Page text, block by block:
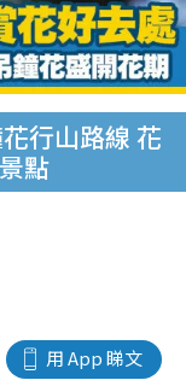
行山路線 花
點
用 App 睇文